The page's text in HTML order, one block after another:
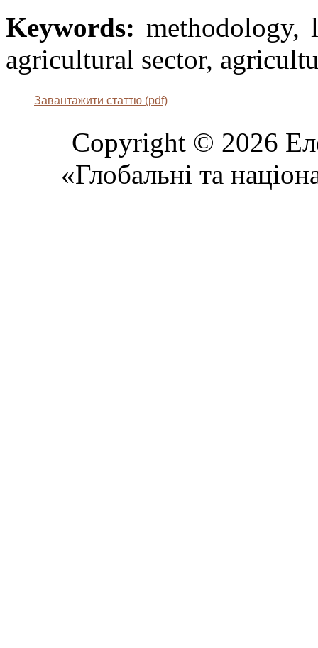
Keywords: methodology,
agricultural sector,
Завантажити статтю (pdf)
Copyright © 2026
«Глобальні та